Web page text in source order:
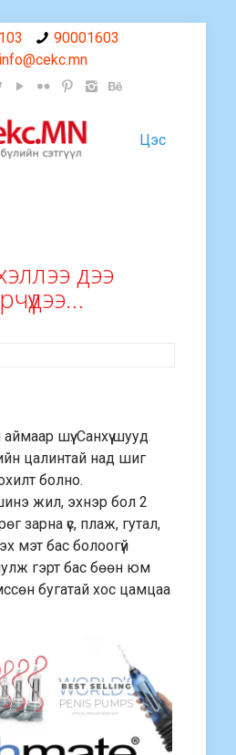
90001603
info@cekc.mn
Цэс
дээ
шүү. Санхүү шууд
цалинтай над шиг
болно.
жил, эхнэр бол 2
зарна үс, плаж, гутал,
мэт бас болоогүй
гэрт бас бөөн юм
бугатай хос цамцаа